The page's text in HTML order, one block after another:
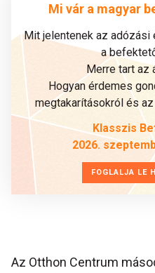
Mi vár a magyar
Mit jelentenek az
a
Merre tart az
Hogyan érdemes
megtakarításokról és
Klasszis
2026.
FOGLALJA LE
Az Otthon Centrum